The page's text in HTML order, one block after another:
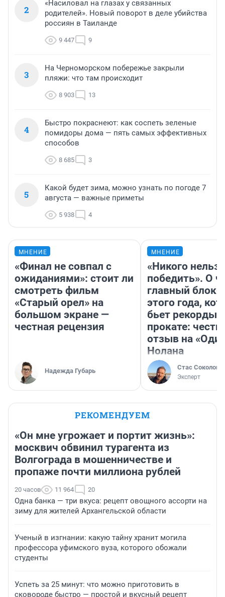
2
«Насиловал на глазах у связанных
родителей». Новый поворот в деле убийства
россиян в Таиланде
9 447 9
3
На Черноморском побережье закрыли
пляжи: что там происходит
8 903 13
4
Быстро покраснеют: как соспеть зеленые
помидоры дома — пять самых эффективных
способов
8 685 3
5
Какой будет зима, можно узнать по погоде 7
августа — важные приметы
5 938 4
МНЕНИЕ
«Финал не совпал с
ожиданиями»: стоит ли
смотреть фильм
«Старый орел» на
большом экране —
честная рецензия
Надежда Губарь
МНЕНИЕ
«Никого нельзя
победить». О
главный
этого года,
бьет рекорды в
прокате:
отзыв на
Нолана
Стас Соколов
Эксперт
РЕКОМЕНДУЕМ
«Он мне угрожает и портит жизнь»:
москвич обвинил турагента из
Волгограда в мошенничестве и
пропаже почти миллиона рублей
20 часов 11 964 20
Одна банка — три вкуса: рецепт овощного ассорти на
зиму для жителей Архангельской области
Ученый в изгнании: какую тайну хранит могила
профессора уфимского вуза, которого обожали
студенты
Успеть за 25 минут: что можно приготовить в
сковороде быстро — простой и вкусный рецепт